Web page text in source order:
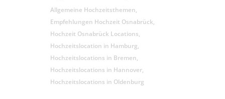
Allgemeine Hochzeitsthemen,
Empfehlungen Hochzeit Osnabrück,
Hochzeit Osnabrück Locations,
Hochzeitslocation in Hamburg,
Hochzeitslocations in Bremen,
Hochzeitslocations in Hannover,
Hochzeitslocations in Oldenburg